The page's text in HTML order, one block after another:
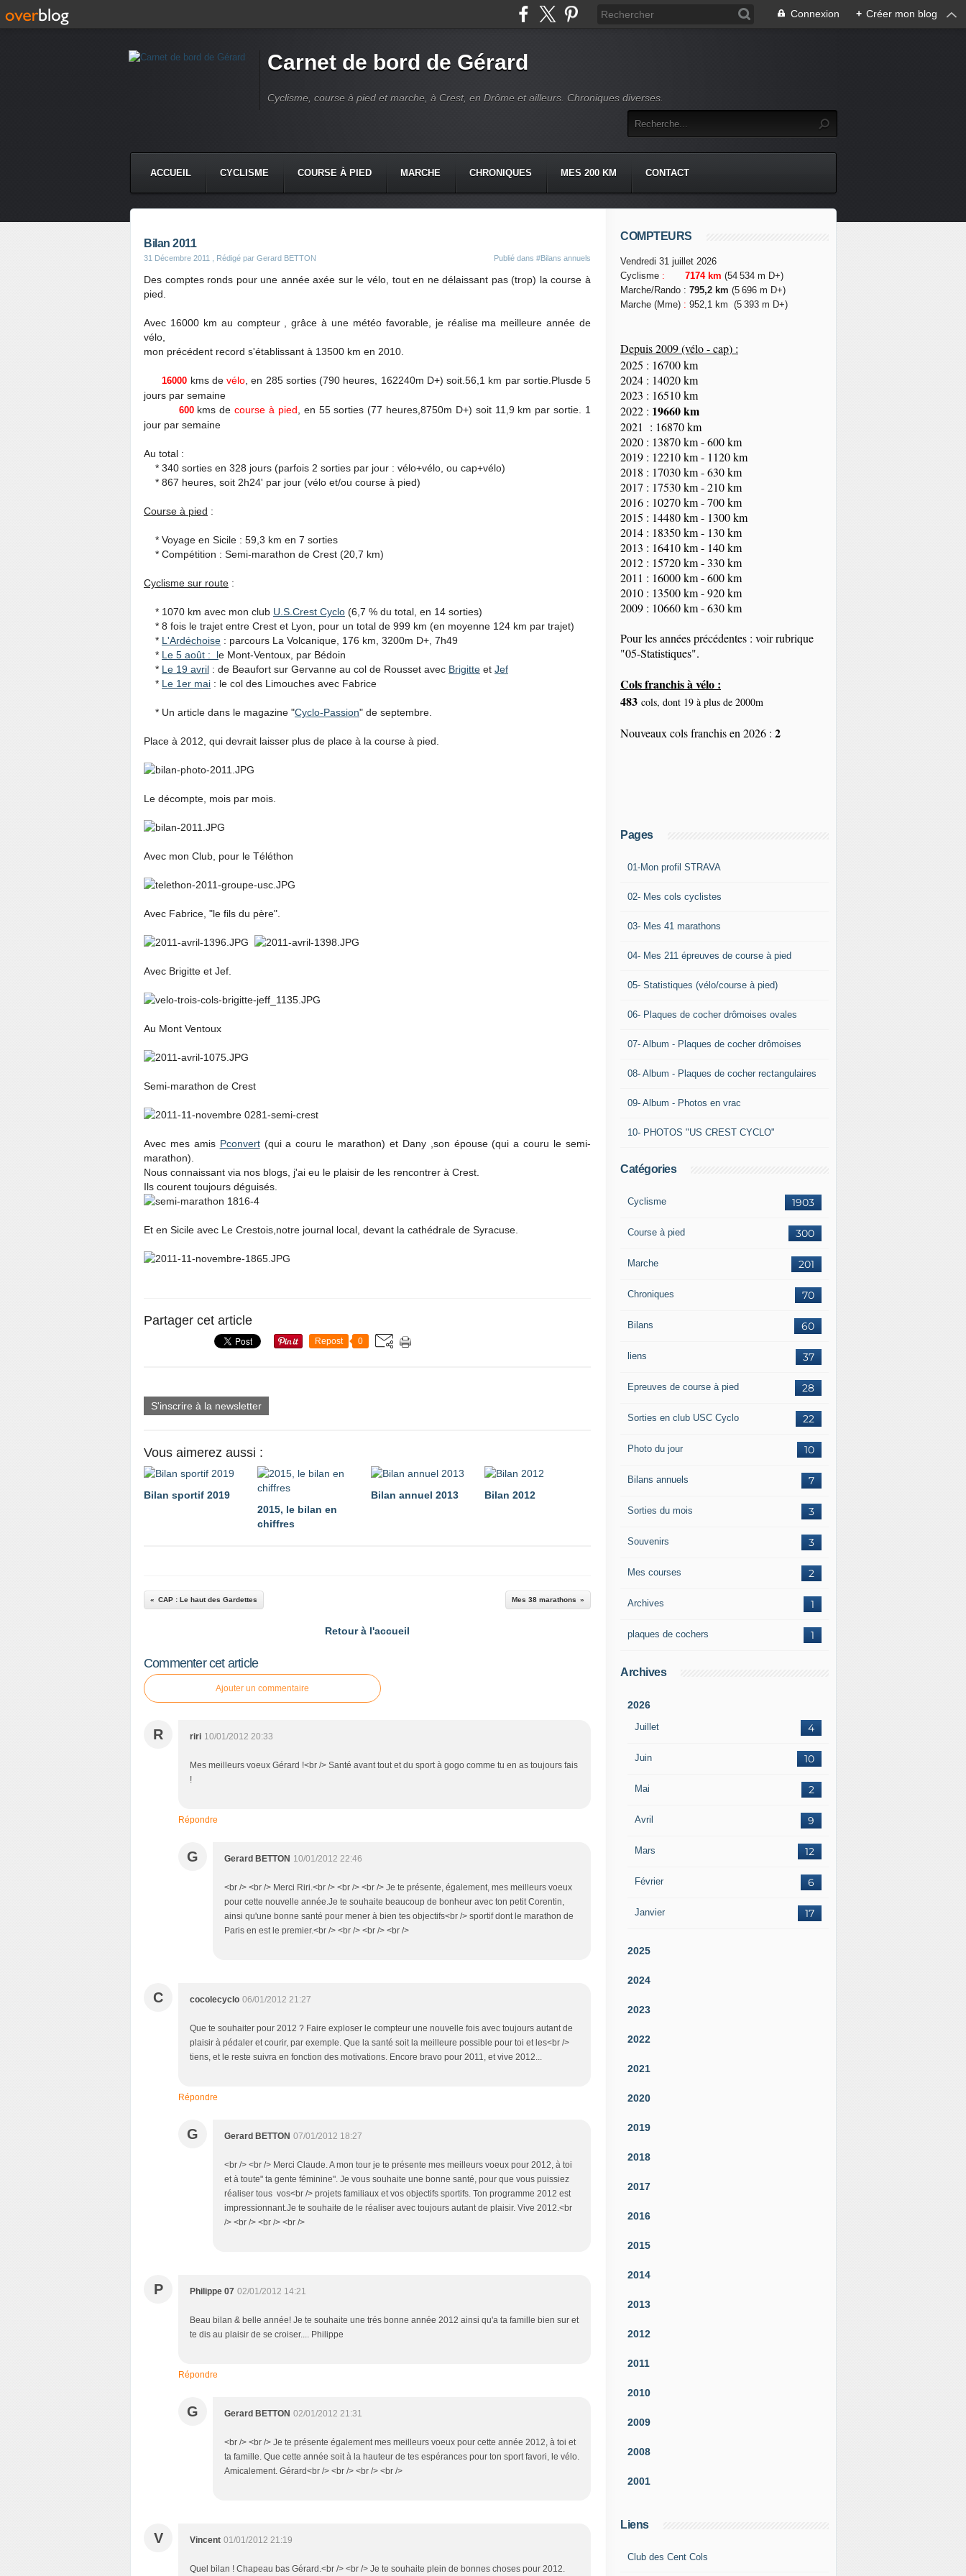
Connexion + Créer mon blog
Carnet de bord de Gérard
Cyclisme, course à pied et marche, à Crest, en Drôme et ailleurs. Chroniques diverses.
ACCUEIL CYCLISME COURSE À PIED MARCHE CHRONIQUES MES 200 KM CONTACT
Bilan 2011
31 Décembre 2011 , Rédigé par Gerard BETTON Publié dans #Bilans annuels
Des comptes ronds pour une année axée sur le vélo, tout en ne délaissant pas (trop) la course à
pied.
Avec 16000 km au compteur , grâce à une météo favorable, je réalise ma meilleure année de
vélo,
mon précédent record s'établissant à 13500 km en 2010.
16000 kms devélo , en 285 sorties (790 heures, 162240m D+) soit.56,1 km par sortie.Plusde 5
jours par semaine
600kms decourse à pied , en 55 sorties (77 heures,8750m D+) soit 11,9 km par sortie. 1
jour par semaine
Au total :
* 340 sorties en 328 jours (parfois 2 sorties par jour : vélo+vélo, ou cap+vélo)
* 867 heures, soit 2h24' par jour (vélo et/ou course à pied)
Course à pied :
* Voyage en Sicile : 59,3 km en 7 sorties
* Compétition : Semi-marathon de Crest (20,7 km)
Cyclisme sur route :
* 1070 km avec mon club U.S.Crest Cyclo (6,7 % du total, en 14 sorties)
* 8 fois le trajet entre Crest et Lyon, pour un total de 999 km (en moyenne 124 km par trajet)
* L'Ardéchoise : parcours La Volcanique, 176 km, 3200m D+, 7h49
* Le 5 août : le Mont-Ventoux, par Bédoin
* Le 19 avril : de Beaufort sur Gervanne au col de Rousset avec Brigitte et Jef
* Le 1er mai : le col des Limouches avec Fabrice
* Un article dans le magazine "Cyclo-Passion" de septembre.
Place à 2012, qui devrait laisser plus de place à la course à pied.
Le décompte, mois par mois.
Avec mon Club, pour le Téléthon
Avec Fabrice, "le fils du père".
Avec Brigitte et Jef.
Au Mont Ventoux
Semi-marathon de Crest
Avec mes amis Pconvert(qui a couru le marathon) et Dany ,son épouse (qui a couru le semi-
marathon).
Nous connaissant via nos blogs, j'ai eu le plaisir de les rencontrer à Crest.
Ils courent toujours déguisés.
Et en Sicile avec Le Crestois,notre journal local, devant la cathédrale de Syracuse.
Partager cet article
Repost 0
S'inscrire à la newsletter
Vous aimerez aussi :
Bilan sportif 2019
2015, le bilan en
chiffres
Bilan annuel 2013 Bilan 2012
CAP : Le haut des Gardettes Mes 38 marathons
Retour à l'accueil
Commenter cet article
Ajouter un commentaire
R riri 10/01/2012 20:33
Mes meilleurs voeux Gérard !<br /> Santé avant tout et du sport à gogo comme tu en as toujours fais
!
Répondre
G Gerard BETTON 10/01/2012 22:46
<br /> <br /> Merci Riri.<br /> <br /> <br /> Je te présente, également, mes meilleurs voeux
pour cette nouvelle année.Je te souhaite beaucoup de bonheur avec ton petit Corentin,
ainsi qu'une bonne santé pour mener à bien tes objectifs<br /> sportif dont le marathon de
Paris en est le premier.<br /> <br /> <br /> <br />
C cocolecyclo 06/01/2012 21:27
Que te souhaiter pour 2012 ? Faire exploser le compteur une nouvelle fois avec toujours autant de
plaisir à pédaler et courir, par exemple. Que la santé soit la meilleure possible pour toi et les<br />
tiens, et le reste suivra en fonction des motivations. Encore bravo pour 2011, et vive 2012...
Répondre
G Gerard BETTON 07/01/2012 18:27
<br /> <br /> Merci Claude. A mon tour je te présente mes meilleurs voeux pour 2012, à toi
et à toute" ta gente féminine". Je vous souhaite une bonne santé, pour que vous puissiez
réaliser tous vos<br /> projets familiaux et vos objectifs sportifs. Ton programme 2012 est
impressionnant.Je te souhaite de le réaliser avec toujours autant de plaisir. Vive 2012.<br
/> <br /> <br /> <br />
P Philippe 07 02/01/2012 14:21
Beau bilan & belle année! Je te souhaite une trés bonne année 2012 ainsi qu'a ta famille bien sur et
te dis au plaisir de se croiser.... Philippe
Répondre
G Gerard BETTON 02/01/2012 21:31
<br /> <br /> Je te présente également mes meilleurs voeux pour cette année 2012, à toi et
ta famille. Que cette année soit à la hauteur de tes espérances pour ton sport favori, le vélo.
Amicalement. Gérard<br /> <br /> <br /> <br />
V Vincent 01/01/2012 21:19
Quel bilan ! Chapeau bas Gérard.<br /> <br /> Je te souhaite plein de bonnes choses pour 2012.
COMPTEURS
Vendredi 31 juillet 2026
Cyclisme : 7174 km (54 534 m D+)
Marche/Rando : 795,2 km (5 696 m D+)
Marche (Mme) : 952,1 km (5 393 m D+)
Depuis 2009 (vélo - cap) :
2025 : 16700 km
2024 : 14020 km
2023 : 16510 km
2022 : 19660 km
2021 : 16870 km
2020 : 13870 km - 600 km
2019 : 12210 km - 1120 km
2018 : 17030 km - 630 km
2017 : 17530 km - 210 km
2016 : 10270 km - 700 km
2015 : 14480 km - 1300 km
2014 : 18350km- 130 km
2013 : 16410 km - 140 km
2012 : 15720 km - 330 km
2011 : 16000 km - 600 km
2010 : 13500 km - 920 km
2009 : 10660 km - 630 km
Pour les années précédentes : voir rubrique
"05-Statistiques".
Cols franchis à vélo :
483 cols, dont 19 à plus de 2000m
Nouveaux cols franchis en 2026 : 2
Pages
01-Mon profil STRAVA
02- Mes cols cyclistes
03- Mes 41 marathons
04- Mes 211 épreuves de course à pied
05- Statistiques (vélo/course à pied)
06- Plaques de cocher drômoises ovales
07- Album - Plaques de cocher drômoises
08- Album - Plaques de cocher rectangulaires
09- Album - Photos en vrac
10- PHOTOS "US CREST CYCLO"
Catégories
1903
Cyclisme
300
Course à pied
201
Marche
70
Chroniques
60
Bilans
37
liens
28
Epreuves de course à pied
22
Sorties en club USC Cyclo
10
Photo du jour
7
Bilans annuels
3
Sorties du mois
3
Souvenirs
2
Mes courses
1
Archives
1
plaques de cochers
Archives
2026
Juillet 4
Juin 10
Mai 2
Avril 9
Mars 12
Février 6
Janvier 17
2025
2024
2023
2022
2021
2020
2019
2018
2017
2016
2015
2014
2013
2012
2011
2010
2009
2008
2001
Liens
Club des Cent Cols